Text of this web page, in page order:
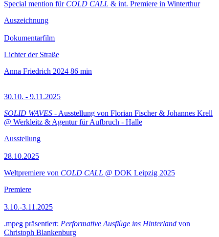
Special mention für COLD CALL & int. Premiere in Winterthur
Auszeichnung
Dokumentarfilm
Lichter der Straße
Anna Friedrich 2024 86 min
30.10. - 9.11.2025
SOLID WAVES - Ausstellung von Florian Fischer & Johannes Krell
@ Werkleitz & Agentur für Aufbruch - Halle
Ausstellung
28.10.2025
Weltpremiere von COLD CALL @ DOK Leipzig 2025
Premiere
3.10.-3.11.2025
.mpeg präsentiert: Performative Ausflüge ins Hinterland von
Christoph Blankenburg